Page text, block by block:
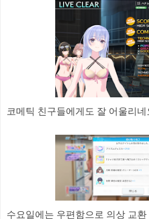
코메틱 친구들에게도 잘 어울리네
수요일에는 우편함으로 의상 교